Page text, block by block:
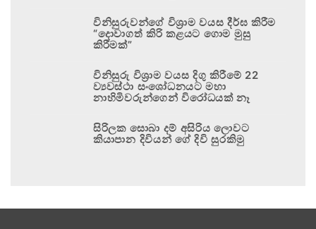
විනිසුරුවන්ගේ විශ්‍රාම වයස දීර්ඝ කිරීම
“දොවාගත් කිරි කළයට ගොම මුසු
කිරීමක්”
විනිසුරු විශ්‍රාම වයස දිගු කිරීමේ 22
ව්‍යවස්ථා සංශෝධනයට මහා
නාහිමිවරුන්ගෙන් විරෝධයක් නෑ
සිරිලක සොබා දම් අසිරිය ලොවට
කියාපාන දිවියන් ගේ දිවි සුරකිමු